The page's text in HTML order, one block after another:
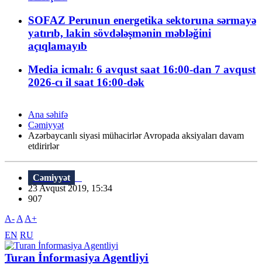
SOFAZ Perunun energetika sektoruna sərmayə
yatırıb, lakin sövdələşmənin məbləğini
açıqlamayıb
Media icmalı: 6 avqust saat 16:00-dan 7 avqust
2026-cı il saat 16:00-dək
Ana səhifə
Cəmiyyət
Azərbaycanlı siyasi mühacirlər Avropada aksiyaları davam
etdirirlər
Cəmiyyət
23 Avqust 2019, 15:34
907
A- A A+
EN RU
Turan İnformasiya Agentliyi